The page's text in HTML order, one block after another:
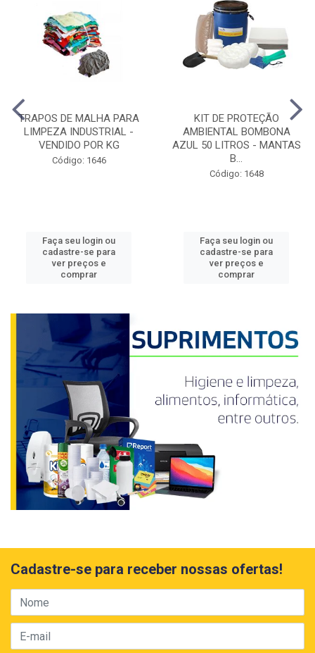
TRAPOS DE MALHA PARA
LIMPEZA INDUSTRIAL -
VENDIDO POR KG
Código: 1646
Faça seu login ou
cadastre-se para
ver preços e
comprar
KIT DE PROTEÇÃO
AMBIENTAL BOMBONA
AZUL 50 LITROS - MANTAS
B...
Código: 1648
Faça seu login ou
cadastre-se para
ver preços e
comprar
Cadastre-se para receber nossas ofertas!